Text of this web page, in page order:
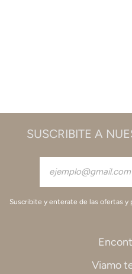
SUSCRIBITE A
Suscribite y enterate de las ofertas y
Viamo